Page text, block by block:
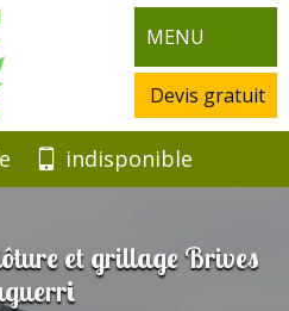
MENU
Devis gratuit
indisponible
et grillage Brives